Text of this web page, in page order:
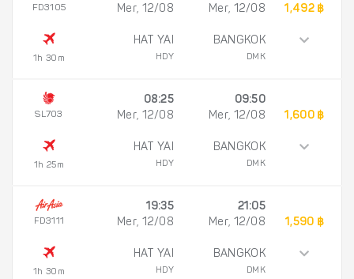
FD3105
1h 30m
Mer, 12/08
HAT YAI
HDY
Mer, 12/08
BANGKOK
DMK
1,492 ฿
SL703
1h 25m
08:25
Mer, 12/08
HAT YAI
HDY
09:50
Mer, 12/08
BANGKOK
DMK
1,600 ฿
FD3111
1h 30m
19:35
Mer, 12/08
HAT YAI
HDY
21:05
Mer, 12/08
BANGKOK
DMK
1,590 ฿